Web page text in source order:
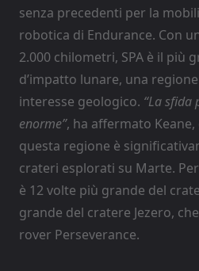
senza precedenti per la
robotica di Endurance. Con
2.000 chilometri, SPA è il più
d’impatto lunare, una
interesse geologico. “La sfida
enorme”, ha affermato
questa regione è
crateri esplorati su Marte.
è 12 volte più grande del
grande del cratere Jezero,
rover Perseverance.